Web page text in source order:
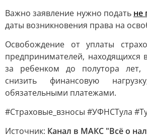
Важно заявление нужно подать не
даты возникновения права на
Освобождение от уплаты
предпринимателей, находящихся
за ребенком до полутора лет,
снизить финансовую
обязательными платежами.
#Страховые_взносы #УФНСТула
Источник: Канал в МАКС "Всё о